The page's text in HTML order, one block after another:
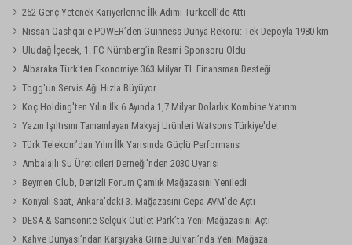
252 Genç Yetenek Kariyerlerine İlk Adımı Turkcell’de Attı
Nissan Qashqai e-POWER’den Guinness Dünya Rekoru: Tek Depoyla 1980 km
Uludağ İçecek, 1. FC Nürnberg’in Resmi Sponsoru Oldu
Albaraka Türk'ten Ekonomiye 363 Milyar TL Finansman Desteği
Togg'un Servis Ağı Hızla Büyüyor
Koç Holding'ten Yılın İlk 6 Ayında 1,7 Milyar Dolarlık Kombine Yatırım
Yazın Işıltısını Tamamlayan Makyaj Ürünleri Watsons Türkiye'de!
Türk Telekom’dan Yılın İlk Yarısında Güçlü Performans
Ambalajlı Su Üreticileri Derneği'nden 2030 Uyarısı
Beymen Club, Denizli Forum Çamlık Mağazasını Yeniledi
Konyalı Saat, Ankara’daki 3. Mağazasını Cepa AVM’de Açtı
DESA & Samsonite Selçuk Outlet Park’ta Yeni Mağazasını Açtı
Kahve Dünyası’ndan Karşıyaka Girne Bulvarı’nda Yeni Mağaza